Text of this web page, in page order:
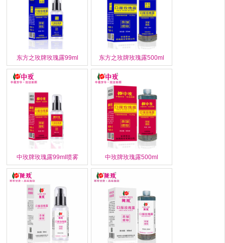
东方之玫牌玫瑰露99ml 东方之玫牌玫瑰露500ml
中玫牌玫瑰露99ml喷雾 中玫牌玫瑰露500ml